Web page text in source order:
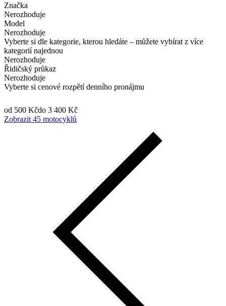
Značka
Nerozhoduje
Model
Nerozhoduje
Vyberte si dle kategorie, kterou hledáte – můžete vybírat z více
kategorií najednou
Nerozhoduje
Řidičský průkaz
Nerozhoduje
Vyberte si cenové rozpětí denního pronájmu
od 500 Kčdo 3 400 Kč
Zobrazit 45 motocyklů